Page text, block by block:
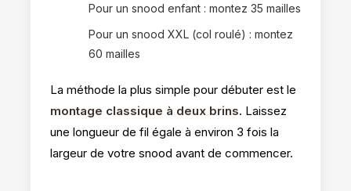
Pour un snood enfant : montez 35 mailles
Pour un snood XXL (col roulé) : montez
60 mailles
La méthode la plus simple pour débuter est le
montage classique à deux brins. Laissez
une longueur de fil égale à environ 3 fois la
largeur de votre snood avant de commencer.